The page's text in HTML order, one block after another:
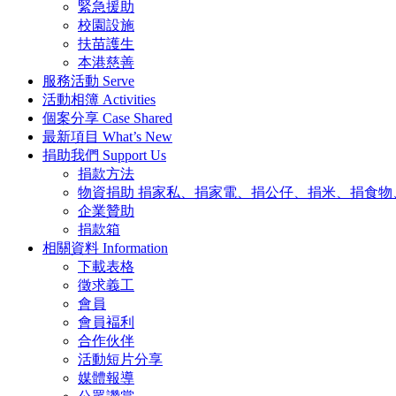
緊急援助
校園設施
扶苗護生
本港慈善
服務活動 Serve
活動相簿 Activities
個案分享 Case Shared
最新項目 What’s New
捐助我們 Support Us
捐款方法
物資捐助 捐家私、捐家電、捐公仔、捐米、捐食物
企業贊助
捐款箱
相關資料 Information
下載表格
徵求義工
會員
會員褔利
合作伙伴
活動短片分享
媒體報導